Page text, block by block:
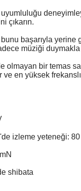
çıkarın.
başarıyla yerine
müziği duymakla
olmayan bir temas
en yüksek
izleme yeteneği:
shibata